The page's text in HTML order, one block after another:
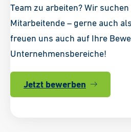
Team zu arbeiten? Wir
Mitarbeitende – gerne auch
freuen uns auch auf Ihre
Unternehmensbereiche!
Jetzt bewerben